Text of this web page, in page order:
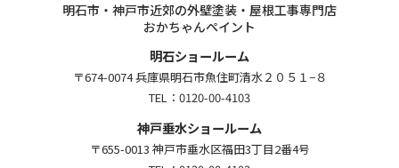
明石市・神戸市近郊の外壁塗装・屋根工事専門店
おかちゃんペイント
明石ショールーム
〒674-0074 兵庫県明石市魚住町清水２０５１−８
TEL： 0120-00-4103
神戸垂水ショールーム
〒655-0013 神戸市垂水区福田3丁目2番4号